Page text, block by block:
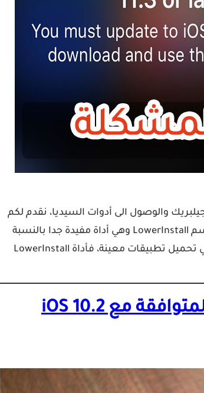
والوصول الى أدوات السيديا، نقدم لكم
واحدة من افضل الادوات المتوفر مجانا على متجر Cydia، اداة اليوم تحمل اسم LowerInstall وهي أداة مفيدة جدا بالنسبة
لأصحاب الأيفون الذين يستعملون اصدار iOS أقل من الإصدار المطلوب في تحميل تطبيقات معينة، فأداة LowerInstall